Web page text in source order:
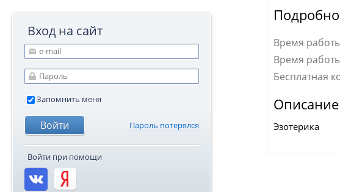
Время
Время
Бесплатная
Описание
Эзотерика
Вход на сайт
Запомнить меня
Пароль потерялся
Войти при помощи